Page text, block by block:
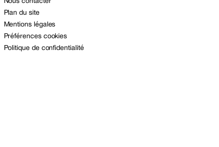
Plan du site
Mentions légales
Préférences cookies
Politique de confidentialité